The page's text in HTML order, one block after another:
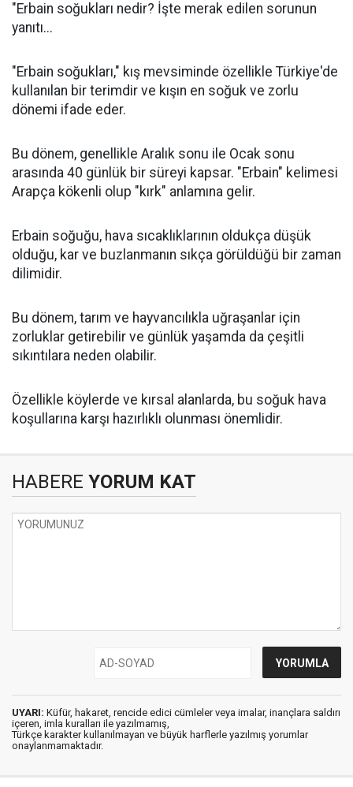
"Erbain soğukları nedir? İşte merak edilen sorunun
yanıtı...
"Erbain soğukları," kış mevsiminde özellikle Türkiye'de
kullanılan bir terimdir ve kışın en soğuk ve zorlu
dönemi ifade eder.
Bu dönem, genellikle Aralık sonu ile Ocak sonu
arasında 40 günlük bir süreyi kapsar. "Erbain" kelimesi
Arapça kökenli olup "kırk" anlamına gelir.
Erbain soğuğu, hava sıcaklıklarının oldukça düşük
olduğu, kar ve buzlanmanın sıkça görüldüğü bir zaman
dilimidir.
Bu dönem, tarım ve hayvancılıkla uğraşanlar için
zorluklar getirebilir ve günlük yaşamda da çeşitli
sıkıntılara neden olabilir.
Özellikle köylerde ve kırsal alanlarda, bu soğuk hava
koşullarına karşı hazırlıklı olunması önemlidir.
HABERE YORUM KAT
UYARI: Küfür, hakaret, rencide edici cümleler veya imalar, inançlara saldırı
içeren, imla kuralları ile yazılmamış,
Türkçe karakter kullanılmayan ve büyük harflerle yazılmış yorumlar
onaylanmamaktadır.